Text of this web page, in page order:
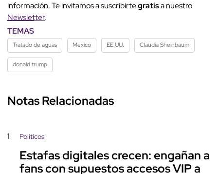
información. Te invitamos a suscribirtegratisa nuestro
Newsletter.
TEMAS
Tratado de aguas Mexico EE.UU. Claudia Sheinbaum
donald trump
Notas Relacionadas
1 Políticos
Estafas digitales crecen: engañan a
fans con supuestos accesos VIP a